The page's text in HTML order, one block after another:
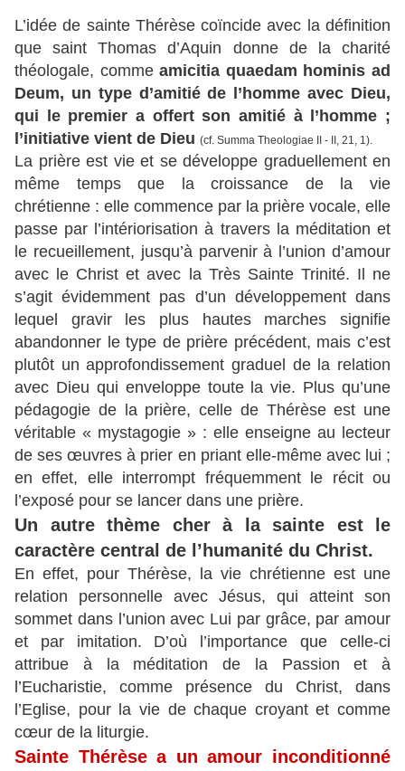
L’idée de sainte Thérèse coïncide avec la définition
que saint Thomas d’Aquin donne de la charité
théologale, commeamicitia quaedam hominis ad
Deum, un type d’amitié de l’homme avec Dieu,
qui le premier a offert son amitié à l’homme ;
l’initiative vient de Dieu (cf. Summa Theologiae II - II, 21, 1).
La prière est vie et se développe graduellement en
même temps que la croissance de la vie
chrétienne : elle commence par la prière vocale, elle
passe par l’intériorisation à travers la méditation et
le recueillement, jusqu’à parvenir à l’union d’amour
avec le Christ et avec la Très Sainte Trinité. Il ne
s’agit évidemment pas d’un développement dans
lequel gravir les plus hautes marches signifie
abandonner le type de prière précédent, mais c’est
plutôt un approfondissement graduel de la relation
avec Dieu qui enveloppe toute la vie. Plus qu’une
pédagogie de la prière, celle de Thérèse est une
véritable « mystagogie » : elle enseigne au lecteur
de ses œuvres à prier en priant elle-même avec lui ;
en effet, elle interrompt fréquemment le récit ou
l’exposé pour se lancer dans une prière.
Un autre thème cher à la sainte est le
caractère central de l’humanité du Christ.
En effet, pour Thérèse, la vie chrétienne est une
relation personnelle avec Jésus, qui atteint son
sommet dans l’union avec Lui par grâce, par amour
et par imitation. D’où l’importance que celle-ci
attribue à la méditation de la Passion et à
l’Eucharistie, comme présence du Christ, dans
l’Eglise, pour la vie de chaque croyant et comme
cœur de la liturgie.
Sainte Thérèse a un amour inconditionné